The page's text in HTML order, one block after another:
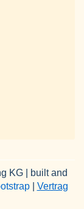
KG | built and
| Vertrag